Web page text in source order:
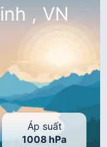
, VN
Áp suất
1008 hPa